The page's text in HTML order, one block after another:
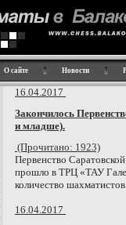
О сайте Новости
16.04.2017
Закончилось
и младше).
(Прочитано: 1923)
Первенство
прошло в ТРЦ «ТАУ
количество
16.04.2017